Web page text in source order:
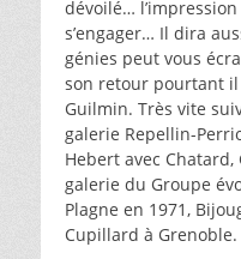
dévoilé…
s’engager… Il dira
génies peut vous
son retour pourtant il
Guilmin. Très vite
galerie Repellin-
Hebert avec
galerie du Groupe
Plagne en 1971,
Cupillard à Grenoble.